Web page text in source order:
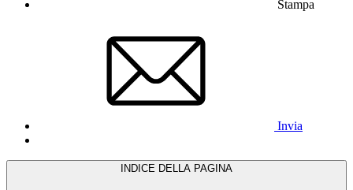
Stampa
Invia
INDICE DELLA PAGINA